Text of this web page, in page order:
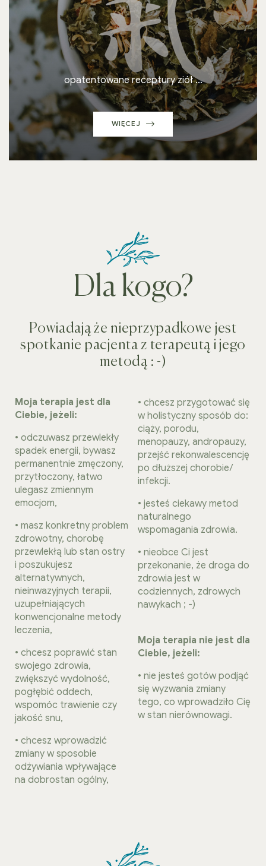
opatentowane receptury ziół ...
WIĘCEJ
Dla kogo?
Powiadają że nieprzypadkowe jest
spotkanie pacjenta z terapeutą i jego
metodą : -)
Moja terapia jest dla
Ciebie, jeżeli:
• odczuwasz przewlekły
spadek energii, bywasz
permanentnie zmęczony,
przytłoczony, łatwo
ulegasz zmiennym
emocjom,
• masz konkretny problem
zdrowotny, chorobę
przewlekłą lub stan ostry
i poszukujesz
alternatywnych,
nieinwazyjnych terapii,
uzupełniających
konwencjonalne metody
leczenia,
• chcesz poprawić stan
swojego zdrowia,
zwiększyć wydolność,
pogłębić oddech,
wspomóc trawienie czy
jakość snu,
• chcesz wprowadzić
zmiany w sposobie
odżywiania wpływające
na dobrostan ogólny,
• chcesz przygotować się
w holistyczny sposób do:
ciąży, porodu,
menopauzy, andropauzy,
przejść rekonwalescencję
po dłuższej chorobie/
infekcji.
• jesteś ciekawy metod
naturalnego
wspomagania zdrowia.
• nieobce Ci jest
przekonanie, że droga do
zdrowia jest w
codziennych, zdrowych
nawykach ; -)
Moja terapia nie jest dla
Ciebie, jeżeli:
• nie jesteś gotów podjąć
się wyzwania zmiany
tego, co wprowadziło Cię
w stan nierównowagi.